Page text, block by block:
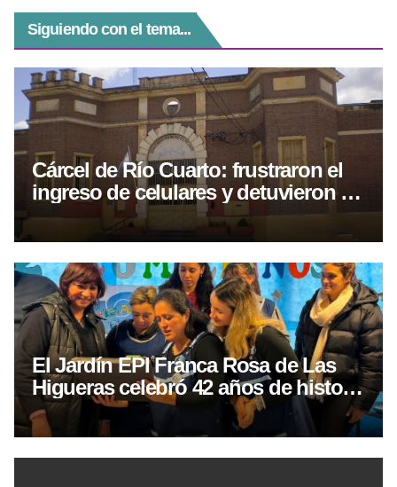
Siguiendo con el tema...
Cárcel de Río Cuarto: frustraron el
ingreso de celulares y detuvieron a
un jefe de seguridad
El Jardín EPI Franca Rosa de Las
Higueras celebró 42 años de historia
y cuidado infantil